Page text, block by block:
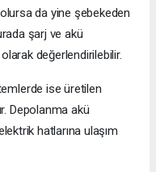
da yine şebekeden
şarj ve akü
değerlendirilebilir.
ise üretilen
Depolanma akü
hatlarına ulaşım